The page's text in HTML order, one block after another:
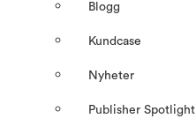
Blogg
Kundcase
Nyheter
Publisher Spotlight